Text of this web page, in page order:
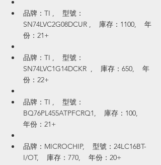
品牌：TI ,    型號：
SN74LVC2G08DCUR ,    庫存：1100,    年
份：21+
品牌：TI ,    型號：
SN74LVC1G14DCKR  ,    庫存：650,    年
份：22+
品牌：TI ,    型號：
BQ76PL455ATPFCRQ1,    庫存：100,
年份：21+
品牌：MICROCHIP,    型號：24LC16BT-
I/OT,    庫存：770,    年份：20+